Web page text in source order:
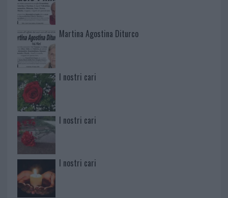
Martina Agostina Diturco
I nostri cari
I nostri cari
I nostri cari